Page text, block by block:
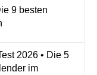
9 besten
2026 • Die 5
im